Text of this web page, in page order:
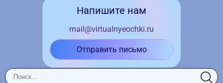
Напишите нам
mail@virtualnyeochki.ru
Отправить письмо